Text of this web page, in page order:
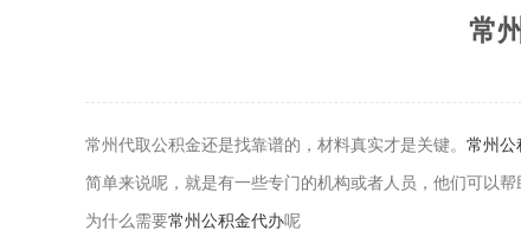
常
常州代取公积金还是找靠谱的，材料真实才是关键。 常州公
简单来说呢，就是有一些专门的机构或者人员，他们可以
为什么需要常州公积金代办呢